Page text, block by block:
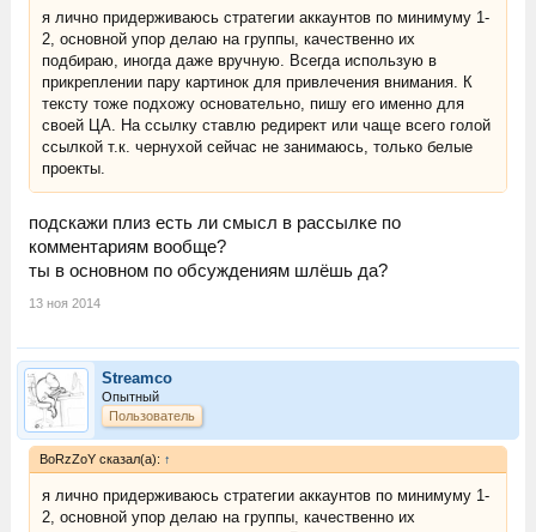
я лично придерживаюсь стратегии аккаунтов по минимуму 1-
2, основной упор делаю на группы, качественно их
подбираю, иногда даже вручную. Всегда использую в
прикреплении пару картинок для привлечения внимания. К
тексту тоже подхожу основательно, пишу его именно для
своей ЦА. На ссылку ставлю редирект или чаще всего голой
ссылкой т.к. чернухой сейчас не занимаюсь, только белые
проекты.
подскажи плиз есть ли смысл в рассылке по
комментариям вообще?
ты в основном по обсуждениям шлёшь да?
13 ноя 2014
Streamco
Опытный
Пользователь
BoRzZoY сказал(а): ↑
я лично придерживаюсь стратегии аккаунтов по минимуму 1-
2, основной упор делаю на группы, качественно их